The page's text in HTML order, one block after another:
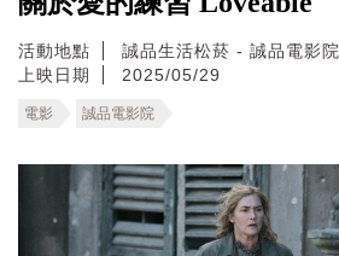
活動地點
誠品生活松菸 - 誠品電影院
上映日期
2025/05/29
電影 誠品電影院